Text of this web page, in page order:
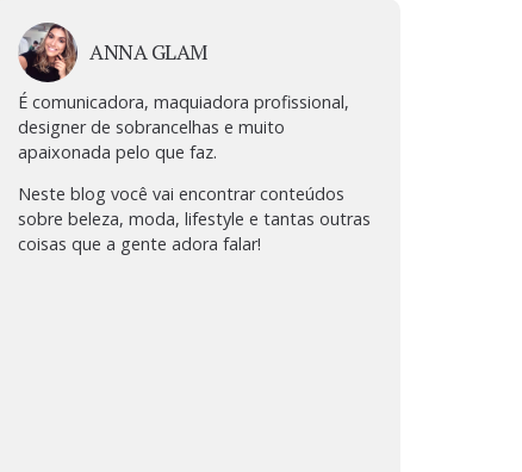
ANNA GLAM
É comunicadora, maquiadora profissional,
designer de sobrancelhas e muito
apaixonada pelo que faz.
Neste blog você vai encontrar conteúdos
sobre beleza, moda, lifestyle e tantas outras
coisas que a gente adora falar!